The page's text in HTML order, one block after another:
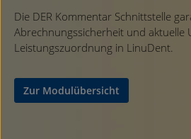
Die DER Kommentar Schnittstelle
Abrechnungssicherheit und aktuelle
Leistungszuordnung in LinuDent.
Zur Modulübersicht